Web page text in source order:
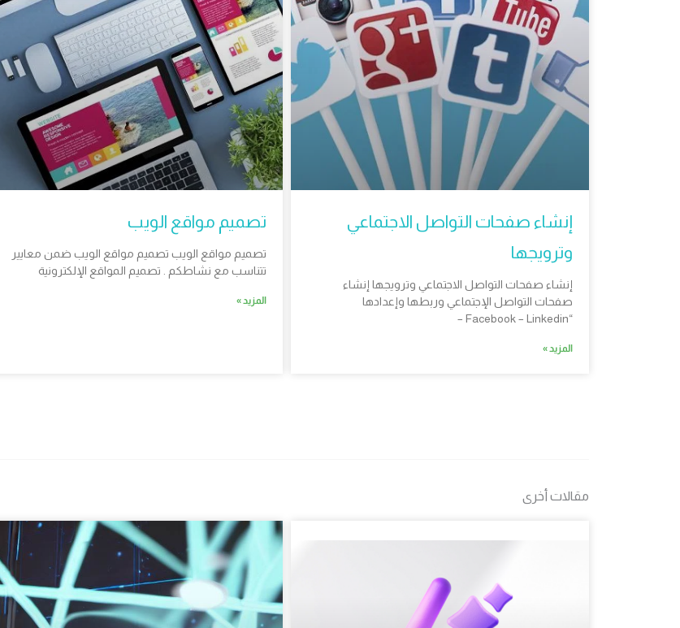
إنشاء صفحات التواصل الاجتماعي
وترويجها
إنشاء صفحات التواصل الاجتماعي وترويجها إنشاء
صفحات التواصل الإجتماعي وربطها وإعدادها
“Facebook – Linkedin –
المزيد »
تصميم مواقع الويب
تصميم مواقع الويب تصميم مواقع الويب ضمن معايير
تتناسب مع نشاطكم . تصميم المواقع الإلكترونية
المزيد »
مقالات أخرى